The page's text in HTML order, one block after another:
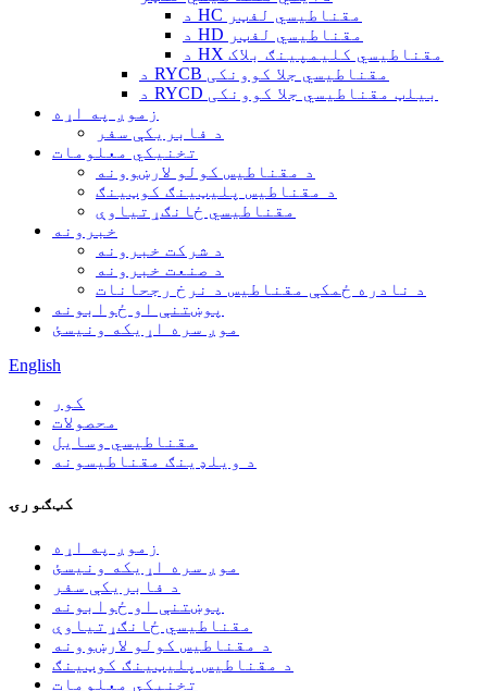
د HC مقناطیسي لفټر
د HD مقناطیسي لفټر
د HX مقناطیسي کلیمپینګ بلاک
د RYCB مقناطیسي جلا کوونکی
د RYCD بیلټ مقناطیسي جلا کوونکی
زموږ په اړه
د فابریکې سفر
تخنیکي معلومات
د مقناطیس کولو لارښوونه
د مقناطیس پلیټینګ کوټینګ
مقناطیسي ځانګړتیاوې
خبرونه
د شرکت خبرونه
د صنعت خبرونه
د نادره ځمکې مقناطیس د نرخ رجحانات
پوښتنې او ځوابونه
موږ سره اړیکه ونیسئ
English
کور
محصولات
مقناطیسي وسایل
د ویلډینګ مقناطیسونه
کټګورۍ
زموږ په اړه
موږ سره اړیکه ونیسئ
د فابریکې سفر
پوښتنې او ځوابونه
مقناطیسي ځانګړتیاوې
د مقناطیس کولو لارښوونه
د مقناطیس پلیټینګ کوټینګ
تخنیکي معلومات